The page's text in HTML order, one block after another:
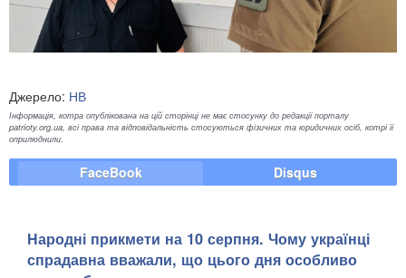
Джерело: НВ
Інформація, котра опублікована на цій сторінці не має стосунку до редакції порталу
patrioty.org.ua, всі права та відповідальність стосуються фізичних та юридичних осіб, котрі її
оприлюднили.
FaceBook Disqus
Народні прикмети на 10 серпня. Чому українці
спрадавна вважали, що цього дня особливо